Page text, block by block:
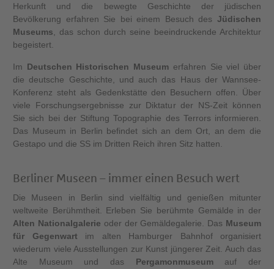
Herkunft und die bewegte Geschichte der jüdischen
Bevölkerung erfahren Sie bei einem Besuch des Jüdischen
Museums , das schon durch seine beeindruckende Architektur
begeistert.
Im Deutschen Historischen Museum erfahren Sie viel über
die deutsche Geschichte, und auch das Haus der Wannsee-
Konferenz steht als Gedenkstätte den Besuchern offen. Über
viele Forschungsergebnisse zur Diktatur der NS-Zeit können
Sie sich bei der Stiftung Topographie des Terrors informieren.
Das Museum in Berlin befindet sich an dem Ort, an dem die
Gestapo und die SS im Dritten Reich ihren Sitz hatten.
Berliner Museen – immer einen Besuch wert
Die Museen in Berlin sind vielfältig und genießen mitunter
weltweite Berühmtheit. Erleben Sie berühmte Gemälde in der
Alten Nationalgalerie oder der Gemäldegalerie. Das Museum
für Gegenwart im alten Hamburger Bahnhof organisiert
wiederum viele Ausstellungen zur Kunst jüngerer Zeit. Auch das
Alte Museum und das Pergamonmuseumauf der